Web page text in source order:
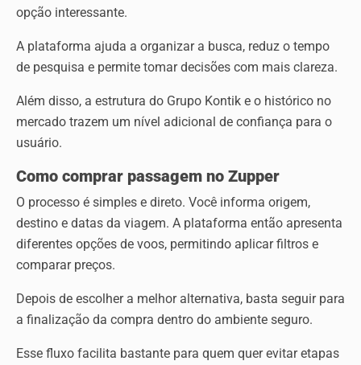
opção interessante.
A plataforma ajuda a organizar a busca, reduz o tempo
de pesquisa e permite tomar decisões com mais clareza.
Além disso, a estrutura do Grupo Kontik e o histórico no
mercado trazem um nível adicional de confiança para o
usuário.
Como comprar passagem no Zupper
O processo é simples e direto. Você informa origem,
destino e datas da viagem. A plataforma então apresenta
diferentes opções de voos, permitindo aplicar filtros e
comparar preços.
Depois de escolher a melhor alternativa, basta seguir para
a finalização da compra dentro do ambiente seguro.
Esse fluxo facilita bastante para quem quer evitar etapas